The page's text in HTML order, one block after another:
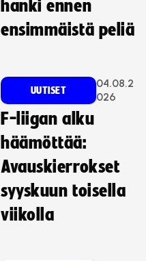
hanki ennen
ensimmäistä peliä
UUTISET
04.08.2
026
F-liigan alku
häämöttää:
Avauskierrokset
syyskuun toisella
viikolla